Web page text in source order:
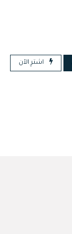
اشترِ الآن